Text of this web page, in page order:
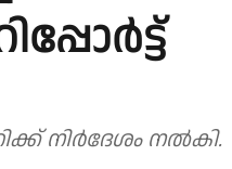
നിർദേശം നൽകി.